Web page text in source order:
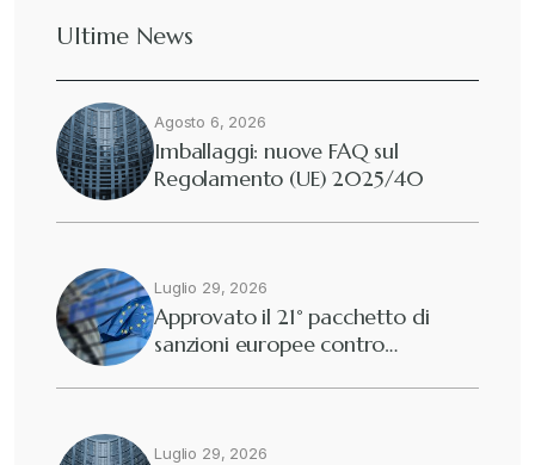
Ultime News
Agosto 6, 2026
Imballaggi: nuove FAQ sul
Regolamento (UE) 2025/40
Luglio 29, 2026
Approvato il 21° pacchetto di
sanzioni europee contro…
Luglio 29, 2026